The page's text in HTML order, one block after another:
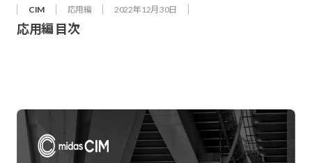
CIM 応用編 2022年 12月 30日
応用編 目次